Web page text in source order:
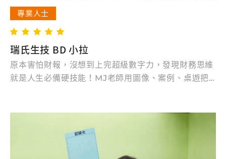
專業人士
瑞氏生技 BD 小拉
原本害怕財報，沒想到上完超級數字力，發現財務思維
就是人生必備硬技能！MJ老師用圖像、案例、桌遊把
司、退休規劃不再怕數字。每位企業家、二代、主管都
應該勇敢面對財報，因為它真的能改變你的人生！